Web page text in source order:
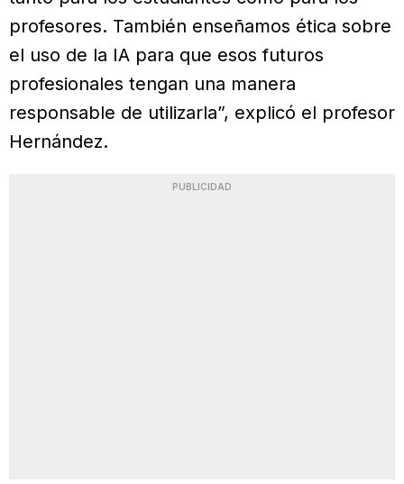
profesores. También enseñamos ética sobre
el uso de la IA para que esos futuros
profesionales tengan una manera
responsable de utilizarla”, explicó el profesor
Hernández.
PUBLICIDAD